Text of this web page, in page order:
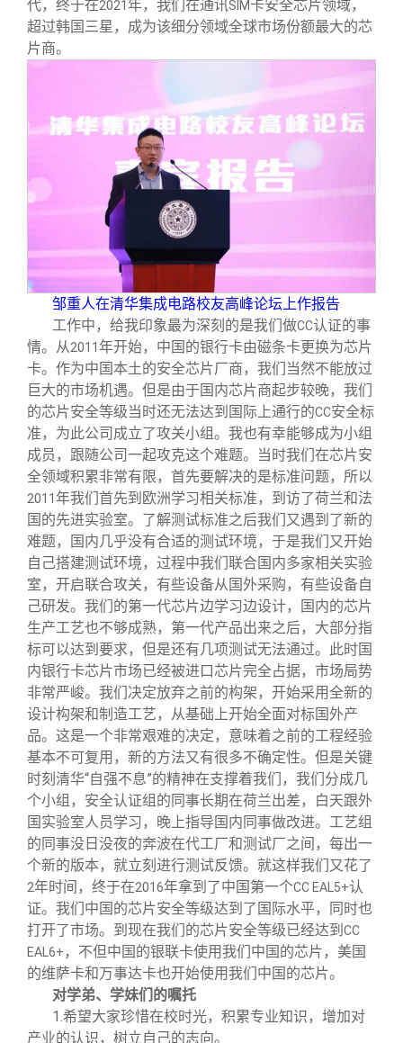
代，终于在2021 年，我们在通讯SIM卡安全芯片领域，
超过韩国三星，成为该细分领域全球市场份额最大的芯
片商。
邹重人在清华集成电路校友高峰论坛上作报告
工作中，给我印象最为深刻的是我们做CC认证的事
情。从2011 年开始，中国的银行卡由磁条卡更换为芯片
卡。作为中国本土的安全芯片厂商，我们当然不能放过
巨大的市场机遇。但是由于国内芯片商起步较晚，我们
的芯片安全等级当时还无法达到国际上通行的CC安全标
准，为此公司成立了攻关小组。我也有幸能够成为小组
成员，跟随公司一起攻克这个难题。当时我们在芯片安
全领域积累非常有限，首先要解决的是标准问题，所以
2011 年我们首先到欧洲学习相关标准，到访了荷兰和法
国的先进实验室。了解测试标准之后我们又遇到了新的
难题，国内几乎没有合适的测试环境，于是我们又开始
自己搭建测试环境，过程中我们联合国内多家相关实验
室，开启联合攻关，有些设备从国外采购，有些设备自
己研发。我们的第一代芯片边学习边设计，国内的芯片
生产工艺也不够成熟，第一代产品出来之后，大部分指
标可以达到要求，但是还有几项测试无法通过。此时国
内银行卡芯片市场已经被进口芯片完全占据，市场局势
非常严峻。我们决定放弃之前的构架，开始采用全新的
设计构架和制造工艺，从基础上开始全面对标国外产
品。这是一个非常艰难的决定，意味着之前的工程经验
基本不可复用，新的方法又有很多不确定性。但是关键
时刻清华“自强不息”的精神在支撑着我们，我们分成几
个小组，安全认证组的同事长期在荷兰出差，白天跟外
国实验室人员学习，晚上指导国内同事做改进。工艺组
的同事没日没夜的奔波在代工厂和测试厂之间，每出一
个新的版本，就立刻进行测试反馈。就这样我们又花了
2年时间，终于在2016年拿到了中国第一个CC EAL5+认
证。我们中国的芯片安全等级达到了国际水平，同时也
打开了市场。到现在我们的芯片安全等级已经达到 CC
EAL6+ ，不但中国的银联卡使用我们中国的芯片，美国
的维萨卡和万事达卡也开始使用我们中国的芯片。
对学弟、学妹们的嘱托
1. 希望大家珍惜在校时光，积累专业知识，增加对
产业的认识，树立自己的志向。